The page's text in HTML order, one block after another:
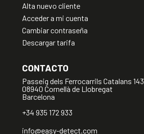
Alta nuevo cliente
Acceder a mi cuenta
Cambiar contraseña
Descargar tarifa
CONTACTO
Passeig dels Ferrocarrils Catalans 143
08940 Cornellà de Llobregat
Barcelona
+34 935 172 933
info@easy-detect.com